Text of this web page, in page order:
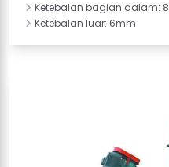
Ketebalan bagian dalam:
Ketebalan luar: 6mm